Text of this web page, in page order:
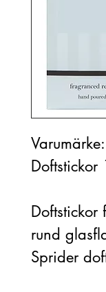
Doftstickor
Doftstickor
rund
Sprider